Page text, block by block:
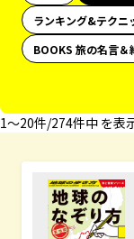
ランキング&テクニ
BOOKS 旅の名言＆
1〜20件/274件中 を表